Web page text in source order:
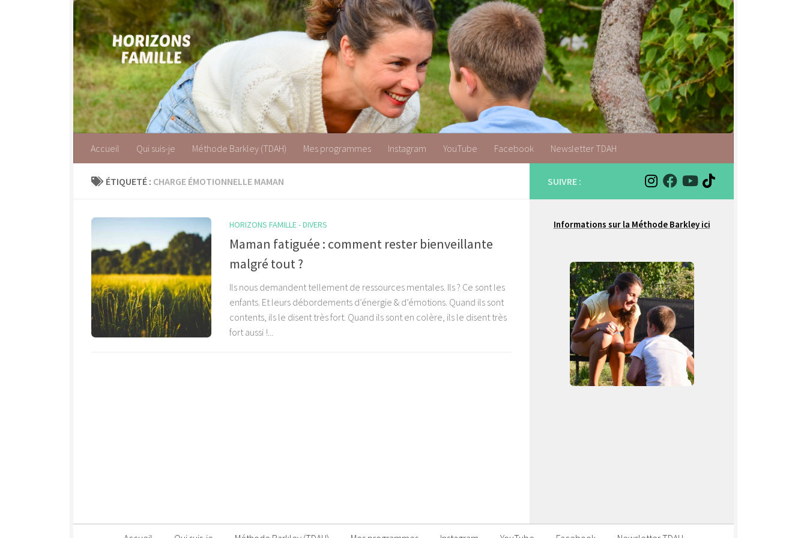
Skip to content
Parentalité & TDAH
Accueil Qui suis-je Méthode Barkley (TDAH) Mes programmes Instagram YouTube Facebook Newsletter TDAH
ÉTIQUETÉ : CHARGE ÉMOTIONNELLE MAMAN
HORIZONS FAMILLE - DIVERS
Maman fatiguée : comment rester bienveillante
malgré tout ?
Ils nous demandent tellement de ressources mentales. Ils ? Ce sont les
enfants. Et leurs débordements d’énergie & d’émotions. Quand ils sont
contents, ils le disent très fort. Quand ils sont en colère, ils le disent très
fort aussi !...
SUIVRE :
Informations sur la Méthode Barkley ici